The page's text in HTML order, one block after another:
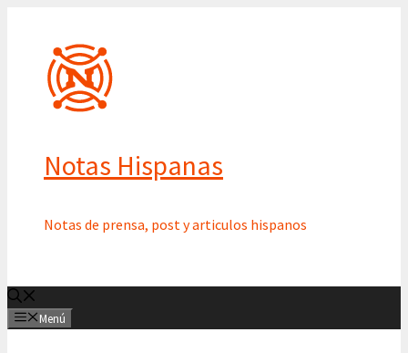
contenido
Notas Hispanas
Notas de prensa, post y articulos hispanos
Menú